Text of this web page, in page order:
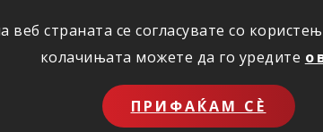
страната се согласувате со
колачињата можете да го уредите
ПРИФАЌАМ СЀ